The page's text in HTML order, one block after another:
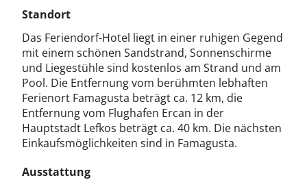
Standort
Das Feriendorf-Hotel liegt in einer ruhigen Gegend
mit einem schönen Sandstrand, Sonnenschirme
und Liegestühle sind kostenlos am Strand und am
Pool. Die Entfernung vom berühmten lebhaften
Ferienort Famagusta beträgt ca. 12 km, die
Entfernung vom Flughafen Ercan in der
Hauptstadt Lefkos beträgt ca. 40 km. Die nächsten
Einkaufsmöglichkeiten sind in Famagusta.
Ausstattung